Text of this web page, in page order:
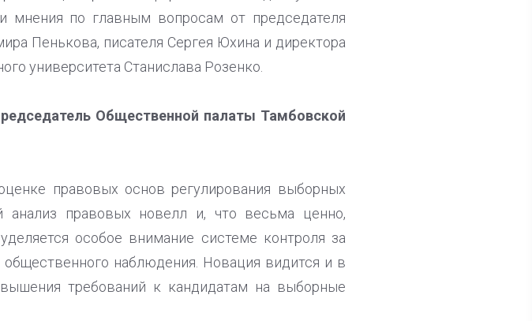
по главным вопросам от председателя
Пенькова, писателя Сергея Юхина и директора
университета Станислава Розенко.
Общественной палаты Тамбовской
правовых основ регулирования выборных
правовых новелл и, что весьма ценно,
особое внимание системе контроля за
наблюдения. Новация видится и в
требований к кандидатам на выборные